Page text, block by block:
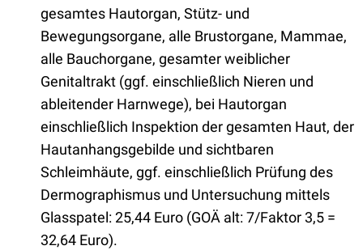
gesamtes Hautorgan, Stütz- und
Bewegungsorgane, alle Brustorgane, Mammae,
alle Bauchorgane, gesamter weiblicher
Genitaltrakt (ggf. einschließlich Nieren und
ableitender Harnwege), bei Hautorgan
einschließlich Inspektion der gesamten Haut, der
Hautanhangsgebilde und sichtbaren
Schleimhäute, ggf. einschließlich Prüfung des
Dermographismus und Untersuchung mittels
Glasspatel: 25,44 Euro (GOÄ alt: 7/Faktor 3,5 =
32,64 Euro).